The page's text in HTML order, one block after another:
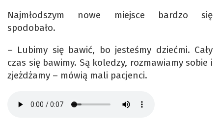
Najmłodszym nowe miejsce bardzo się
spodobało.
– Lubimy się bawić, bo jesteśmy dziećmi. Cały
czas się bawimy. Są koledzy, rozmawiamy sobie i
zjeżdżamy – mówią mali pacjenci.